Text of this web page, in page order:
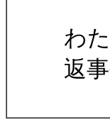
わ
返